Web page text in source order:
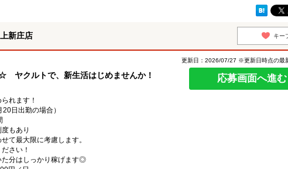
新庄店 キー
ヤクルトで、新生活はじめませんか！
更新日：2026/07/27 ※更新日時点の最
応募画面へ進む
れます！
日出勤の場合）
もあり
て最大限に考慮します。
さい！
分はしっかり稼げます◎